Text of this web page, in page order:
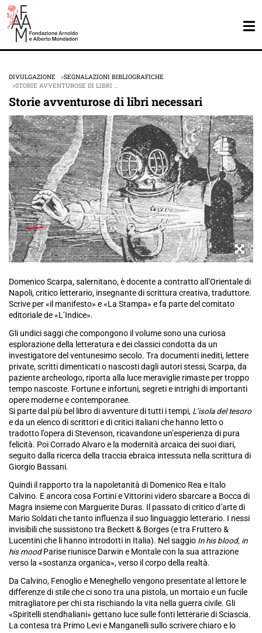
DIVULGAZIONE
SEGNALAZIONI BIBLIOGRAFICHE
STORIE AVVENTUROSE DI LIBRI …
Storie avventurose di libri necessari
Domenico Scarpa, salernitano, è docente a contratto all’Orientale di
Napoli, critico letterario, insegnante di scrittura creativa, traduttore.
Scrive per «il manifesto» e «La Stampa» e fa parte del comitato
editoriale de «L’Indice».
Gli undici saggi che compongono il volume sono una curiosa
esplorazione della letteratura e dei classici condotta da un
investigatore del ventunesimo secolo. Tra documenti inediti, lettere
private, scritti dimenticati o nascosti dagli autori stessi, Scarpa, da
paziente archeologo, riporta alla luce meraviglie rimaste per troppo
tempo nascoste. Fortune e infortuni, segreti e intrighi di importanti
opere moderne e contemporanee.
Si parte dal più bel libro di avventure di tutti i tempi, L’isola del tesoro
e da un elenco di scrittori e di critici italiani che hanno letto o
tradotto l’opera di Stevenson, ricavandone un’esperienza di pura
felicità. Poi Corrado Alvaro e la modernità arcaica dei suoi diari,
seguito dalla ricerca della traccia ebraica intessuta nella scrittura di
Giorgio Bassani.
Quindi il rapporto tra la napoletanità di Domenico Rea e Italo
Calvino. E ancora cosa Fortini e Vittorini videro sbarcare a Bocca di
Magra insieme con Marguerite Duras. Il passato di critico d’arte di
Mario Soldati che tanto influenza il suo linguaggio letterario. I nessi
invisibili che sussistono tra Beckett & Borges (e tra Fruttero &
Lucentini che li hanno introdotti in Italia). Nel saggio In his blood, in
his moodParise riunisce Darwin e Montale con la sua attrazione
verso la «sostanza organica», verso il corpo della realtà.
Da Calvino, Fenoglio e Meneghello vengono presentate al lettore le
differenze di stile che ci sono tra una pistola, un mortaio e un fucile
mitragliatore per chi sta rischiando la vita nella guerra civile. Gli
«Spiritelli stendhaliani» gettano luce sulle fonti letterarie di Sciascia.
La contesa tra Primo Levi e Manganelli sullo scrivere chiaro e lo